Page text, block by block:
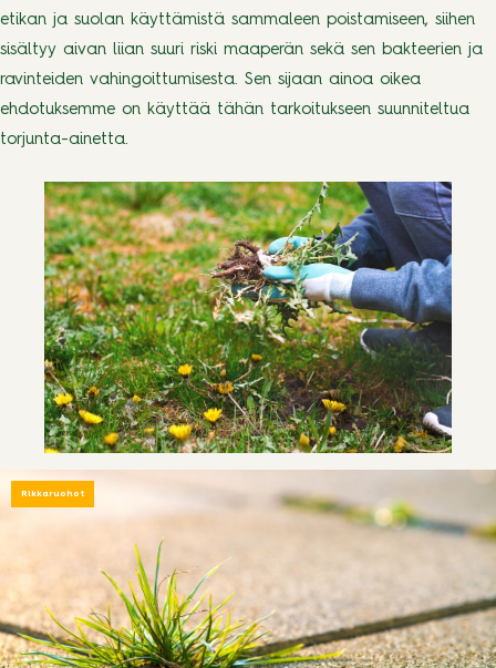
etikan ja suolan käyttämistä sammaleen poistamiseen, siihen
sisältyy aivan liian suuri riski maaperän sekä sen bakteerien ja
ravinteiden vahingoittumisesta. Sen sijaan ainoa oikea
ehdotuksemme on käyttää tähän tarkoitukseen suunniteltua
torjunta-ainetta.
Rikkaruohot